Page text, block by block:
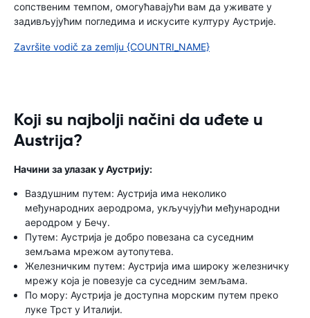
сопственим темпом, омогућавајући вам да уживате у
задивљујућим погледима и искусите културу Аустрије.
Završite vodič za zemlju {COUNTRI_NAME}
Koji su najbolji načini da uđete u
Austrija?
Начини за улазак у Аустрију:
Ваздушним путем: Аустрија има неколико
међународних аеродрома, укључујући међународни
аеродром у Бечу.
Путем: Аустрија је добро повезана са суседним
земљама мрежом аутопутева.
Железничким путем: Аустрија има широку железничку
мрежу која је повезује са суседним земљама.
По мору: Аустрија је доступна морским путем преко
луке Трст у Италији.